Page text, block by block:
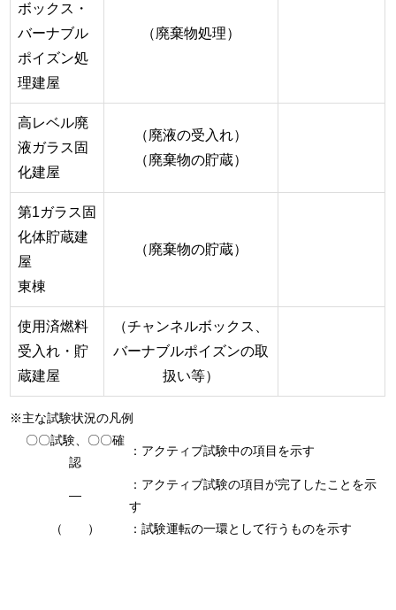
ボックス・
バーナブル
ポイズン処
理建屋
（廃棄物処理）
高レベル廃
液ガラス固
化建屋
（廃液の受入れ）
（廃棄物の貯蔵）
第1ガラス固
化体貯蔵建
屋
東棟
（廃棄物の貯蔵）
使用済燃料
受入れ・貯
蔵建屋
（チャンネルボックス、
バーナブルポイズンの取
扱い等）
※主な試験状況の凡例
〇〇試験、〇〇確
認
：アクティブ試験中の項目を示す
―
：アクティブ試験の項目が完了したことを示
す
（ ）
：試験運転の一環として行うものを示す